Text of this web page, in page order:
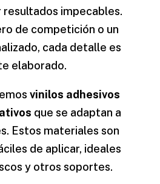
resultados impecables.
de competición o un
cada detalle es
elaborado.
vinilos adhesivos
que se adaptan a
Estos materiales son
de aplicar, ideales
y otros soportes.